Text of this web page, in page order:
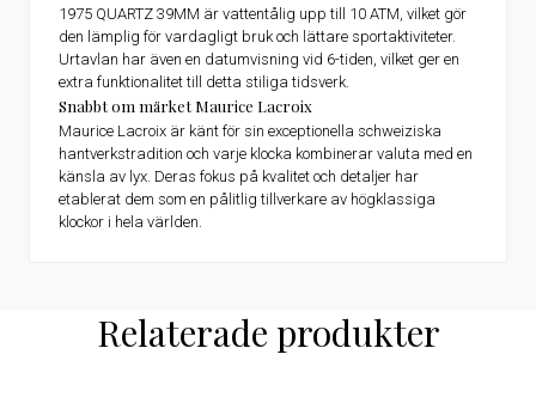
1975 QUARTZ 39MM är vattentålig upp till 10 ATM, vilket gör
den lämplig för vardagligt bruk och lättare sportaktiviteter.
Urtavlan har även en datumvisning vid 6-tiden, vilket ger en
extra funktionalitet till detta stiliga tidsverk.
Snabbt om märket Maurice Lacroix
Maurice Lacroix är känt för sin exceptionella schweiziska
hantverkstradition och varje klocka kombinerar valuta med en
känsla av lyx. Deras fokus på kvalitet och detaljer har
etablerat dem som en pålitlig tillverkare av högklassiga
klockor i hela världen.
Relaterade produkter